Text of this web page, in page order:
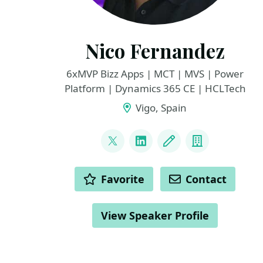
Nico Fernandez
6xMVP Bizz Apps | MCT | MVS | Power
Platform | Dynamics 365 CE | HCLTech
Vigo, Spain
@nfernandezba
LinkedInBlog Company
ACTIONS Favorite Contact
View Speaker Profile